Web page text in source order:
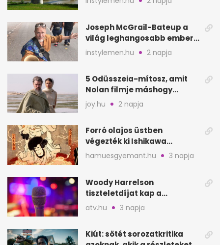
hely
Joseph McGrail-Bateup a
világ leghangosabb embere
lett Ausztráliából
instylemen.hu 2 napja
5 Odüsszeia-mítosz, amit
Nolan filmje máshogy
mutat, mint Homérosz
joy.hu 2 napja
Forró olajos üstben
végezték ki Ishikawa
Goemont, Japán Robin
Hoodját
hamuesgyemant.hu 3 napja
Woody Harrelson
tiszteletdíjat kap a
Szarajevói Filmfesztiválon
atv.hu 3 napja
Kiút: sötét sorozatkritika